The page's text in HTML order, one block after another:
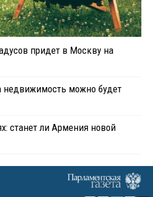
придет в Москву на
недвижимость можно будет
станет ли Армения новой